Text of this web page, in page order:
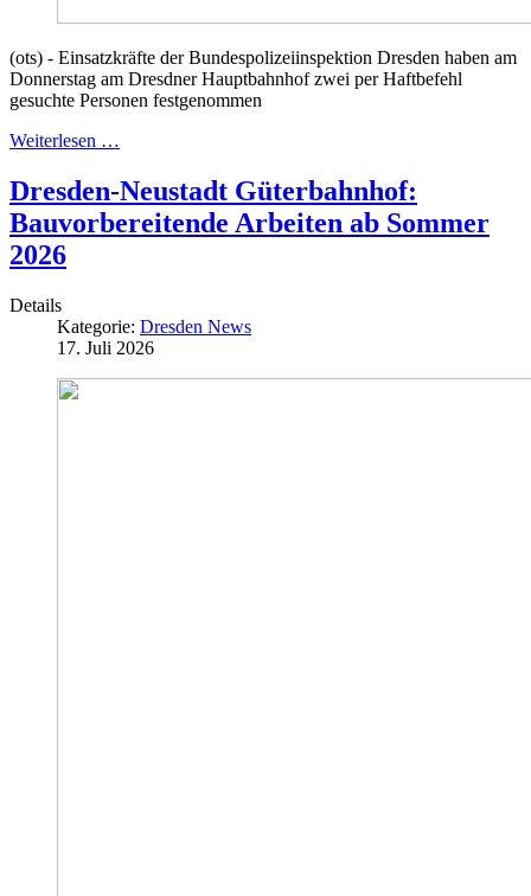
(ots) - Einsatzkräfte der Bundespolizeiinspektion Dresden haben am
Donnerstag am Dresdner Hauptbahnhof zwei per Haftbefehl
gesuchte Personen festgenommen
Weiterlesen …
Dresden-Neustadt Güterbahnhof:
Bauvorbereitende Arbeiten ab Sommer
2026
Details
Kategorie: Dresden News
17. Juli 2026